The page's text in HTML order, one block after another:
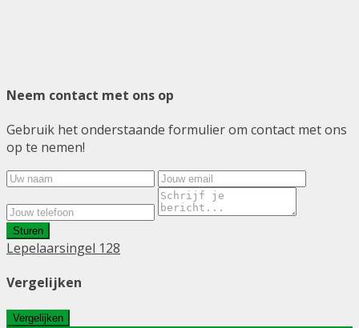
Neem contact met ons op
Gebruik het onderstaande formulier om contact met ons
op te nemen!
Sturen
Lepelaarsingel 128
Vergelijken
Vergelijken